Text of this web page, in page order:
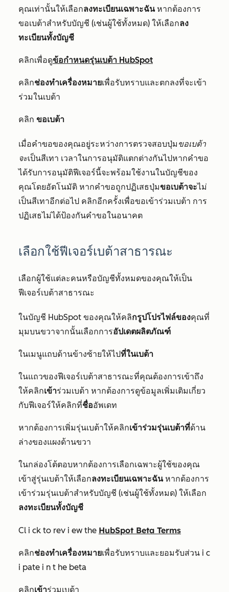
คุณเท่านั้นให้เลือกลงทะเบียนเฉพาะฉันหากต้องการ
ขอเบต้าสำหรับบัญชี (เช่นผู้ใช้ทั้งหมด) ให้เลือกลง
ทะเบียนทั้งบัญชี
คลิกเพื่อดูข้อกำหนดรุ่นเบต้า HubSpot
คลิกช่องทำเครื่องหมายเพื่อรับทราบและตกลงที่จะเข้า
ร่วมในเบต้า
คลิก ขอเบต้า
เมื่อคำขอของคุณอยู่ระหว่างการตรวจสอบปุ่ม ขอเบต้า
จะเป็นสีเทา เวลาในการอนุมัติแตกต่างกันไปหากคำขอ
ได้รับการอนุมัติฟีเจอร์นี้จะพร้อมใช้งานในบัญชีของ
คุณโดยอัตโนมัติ หากคำขอถูกปฏิเสธปุ่มขอเบต้าจะไม่
เป็นสีเทาอีกต่อไป คลิกอีกครั้งเพื่อขอเข้าร่วมเบต้า การ
ปฏิเสธไม่ได้ป้องกันคำขอในอนาคต
เลือกใช้ฟีเจอร์เบต้าสาธารณะ
เลือกผู้ใช้แต่ละคนหรือบัญชีทั้งหมดของคุณให้เป็น
ฟีเจอร์เบต้าสาธารณะ
ในบัญชี HubSpot ของคุณให้คลิกรูปโปรไฟล์ของคุณที่
มุมบนขวาจากนั้นเลือกการอัปเดตผลิตภัณฑ์
ในเมนูแถบด้านข้างซ้ายให้ไปที่ในเบต้า
ในแถวของฟีเจอร์เบต้าสาธารณะที่คุณต้องการเข้าถึง
ให้คลิกเข้าร่วมเบต้า หากต้องการดูข้อมูลเพิ่มเติมเกี่ยว
กับฟีเจอร์ให้คลิกที่ชื่ออัพเดท
หากต้องการเพิ่มรุ่นเบต้าให้คลิกเข้าร่วมรุ่นเบต้าที่ด้าน
ล่างของแผงด้านขวา
ในกล่องโต้ตอบหากต้องการเลือกเฉพาะผู้ใช้ของคุณ
เข้าสู่รุ่นเบต้าให้เลือกลงทะเบียนเฉพาะฉันหากต้องการ
เข้าร่วมรุ่นเบต้าสำหรับบัญชี (เช่นผู้ใช้ทั้งหมด) ให้เลือก
ลงทะเบียนทั้งบัญชี
Cl i ck to rev i ew the HubSpot Beta Terms
คลิกช่องทำเครื่องหมายเพื่อรับทราบและยอมรับส่วน i c
i pate i n t he beta
คลิกเข้าร่วมเบต้า